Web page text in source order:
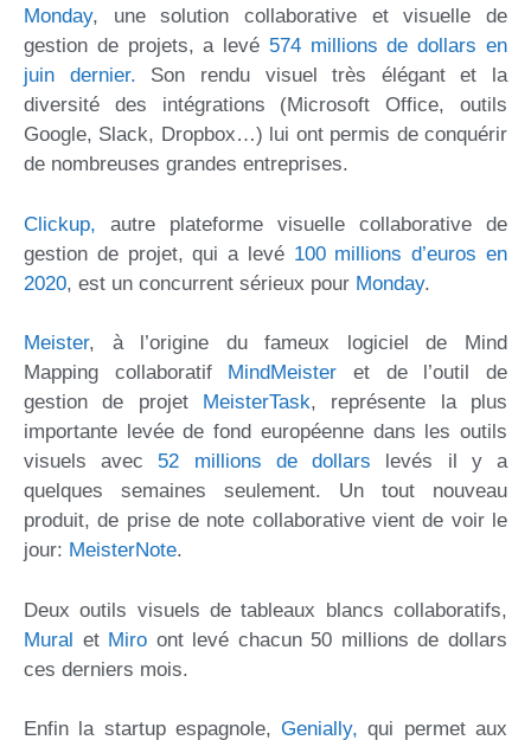
Monday, une solution collaborative et visuelle de
gestion de projets, a levé 574 millions de dollars en
juin dernier. Son rendu visuel très élégant et la
diversité des intégrations (Microsoft Office, outils
Google, Slack, Dropbox…) lui ont permis de conquérir
de nombreuses grandes entreprises.
Clickup, autre plateforme visuelle collaborative de
gestion de projet, qui a levé 100 millions d’euros en
2020, est un concurrent sérieux pour Monday.
Meister, à l’origine du fameux logiciel de Mind
Mapping collaboratif MindMeister et de l’outil de
gestion de projet MeisterTask, représente la plus
importante levée de fond européenne dans les outils
visuels avec 52 millions de dollars levés il y a
quelques semaines seulement. Un tout nouveau
produit, de prise de note collaborative vient de voir le
jour: MeisterNote.
Deux outils visuels de tableaux blancs collaboratifs,
Mural et Miro ont levé chacun 50 millions de dollars
ces derniers mois.
Enfin la startup espagnole,Genially, qui permet aux